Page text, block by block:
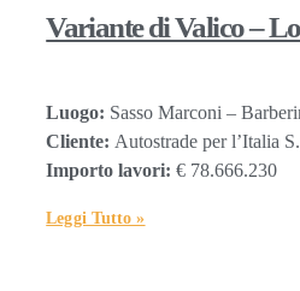
Variante di Valico –
Luogo: Sasso Marconi –
Cliente: Autostrade per l’Italia
Importo lavori:€ 78.666.230
Leggi Tutto »